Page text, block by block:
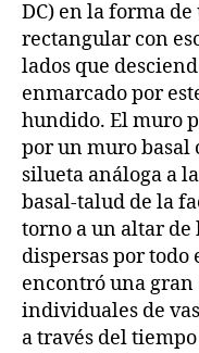
DC) en la forma
rectangular con
lados que
enmarcado por
hundido. El muro
por un muro basal
silueta análoga a
basal-talud de la
torno a un altar
dispersas por todo
encontró una
individuales de
a través del